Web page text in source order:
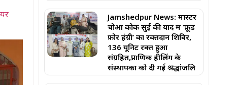
Jamshedpur News: मास्टर
चोआ कोक सुई की याद में ‘फ़ूड
फ़ोर हंग्री’ का रक्तदान शिविर,
136 यूनिट रक्त हुआ
संग्रहित,प्राणिक हीलिंग के
संस्थापकों को दी गई श्रद्धांजलि